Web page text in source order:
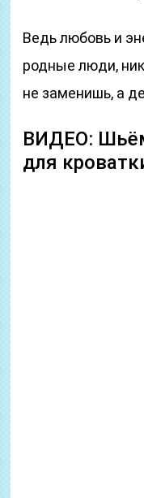
Ведь любовь и
родные люди,
не заменишь, а
ВИДЕО:
для